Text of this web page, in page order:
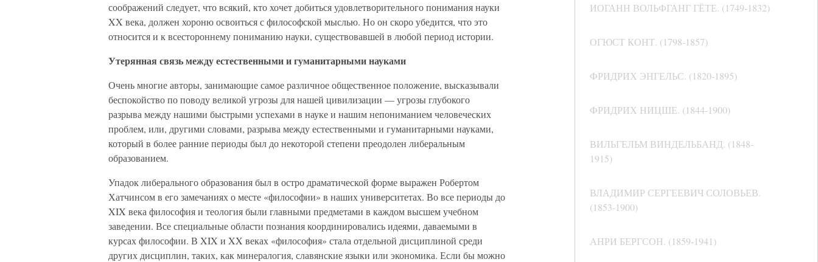
ИОГАНН ВОЛЬФГАНГ ГЁТЕ. (1749-1832)
ОГЮСТ КОНТ. (1798-1857)
ФРИДРИХ ЭНГЕЛЬС. (1820-1895)
ФРИДРИХ НИЦШЕ. (1844-1900)
ВИЛЬГЕЛЬМ ВИНДЕЛЬБАНД. (1848-
1915)
ВЛАДИМИР СЕРГЕЕВИЧ СОЛОВЬЕВ.
(1853-1900)
АНРИ БЕРГСОН. (1859-1941)
соображений следует, что всякий, кто хочет добиться удовлетворительного понимания науки
XX века, должен хороню освоиться с философской мыслью. Но он скоро убедится, что это
относится и к всестороннему пониманию науки, существовавшей в любой период истории.
Утерянная связь между естественными и гуманитарными науками
Очень многие авторы, занимающие самое различное общественное положение, высказывали
беспокойство по поводу великой угрозы для нашей цивилизации — угрозы глубокого
разрыва между нашими быстрыми успехами в науке и нашим непониманием человеческих
проблем, или, другими словами, разрыва между естественными и гуманитарными науками,
который в более ранние периоды был до некоторой степени преодолен либеральным
образованием.
Упадок либерального образования был в остро драматической форме выражен Робертом
Хатчинсом в его замечаниях о месте «философии» в наших университетах. Во все периоды до
XIX века философия и теология были главными предметами в каждом высшем учебном
заведении. Все специальные области познания координировались идеями, даваемыми в
курсах философии. В XIX и XX веках «философия» стала отдельной дисциплиной среди
других дисциплин, таких, как минералогия, славянские языки или экономика. Если бы можно